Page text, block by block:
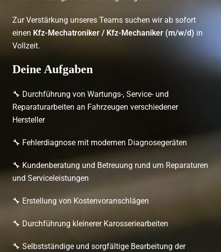
Zur Verstärkung unseres Teams suchen wir ab sofort
einen Kfz-Mechatroniker / Kfz-Mechaniker (m/w/d) in
Vollzeit.
Deine Aufgaben
🔧 Durchführung von Wartungs-, Service- und
Reparaturarbeiten an Fahrzeugen verschiedener
Hersteller
🔧 Fehlerdiagnose mit modernen Diagnosegeräten
🔧 Kundenberatung und Betreuung rund um Reparaturen
und Serviceleistungen
🔧 Erstellung von Kostenvoranschlägen
🔧 Durchführung kleinerer Karosseriearbeiten
🔧 Selbstständige und sorgfältige Bearbeitung der